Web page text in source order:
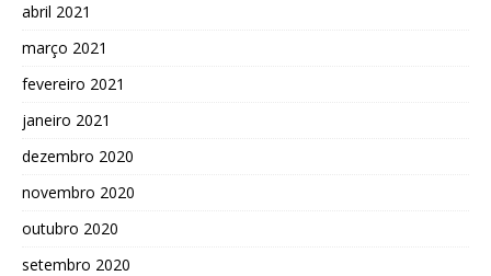
abril 2021
março 2021
fevereiro 2021
janeiro 2021
dezembro 2020
novembro 2020
outubro 2020
setembro 2020